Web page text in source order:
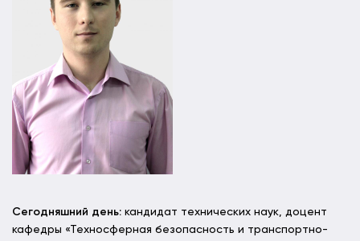
Сегодняшний день: кандидат технических наук, доцент
кафедры «Техносферная безопасность и транспортно-